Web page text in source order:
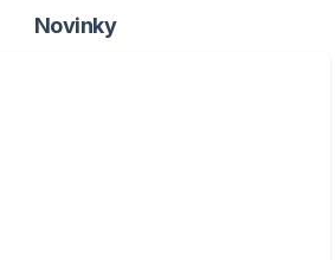
Novinky